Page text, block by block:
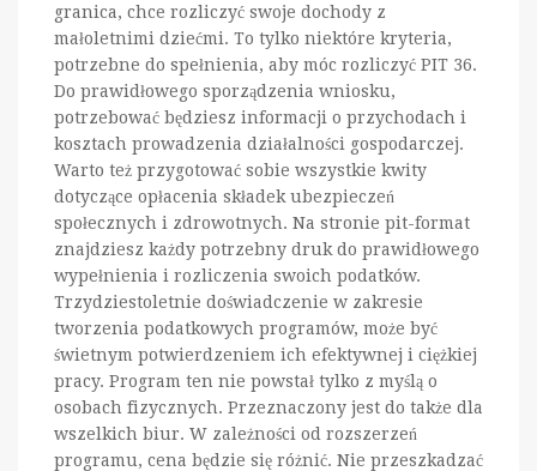
granica, chce rozliczyć swoje dochody z
małoletnimi dziećmi. To tylko niektóre kryteria,
potrzebne do spełnienia, aby móc rozliczyć PIT 36.
Do prawidłowego sporządzenia wniosku,
potrzebować będziesz informacji o przychodach i
kosztach prowadzenia działalności gospodarczej.
Warto też przygotować sobie wszystkie kwity
dotyczące opłacenia składek ubezpieczeń
społecznych i zdrowotnych. Na stronie pit-format
znajdziesz każdy potrzebny druk do prawidłowego
wypełnienia i rozliczenia swoich podatków.
Trzydziestoletnie doświadczenie w zakresie
tworzenia podatkowych programów, może być
świetnym potwierdzeniem ich efektywnej i ciężkiej
pracy. Program ten nie powstał tylko z myślą o
osobach fizycznych. Przeznaczony jest do także dla
wszelkich biur. W zależności od rozszerzeń
programu, cena będzie się różnić. Nie przeszkadzać